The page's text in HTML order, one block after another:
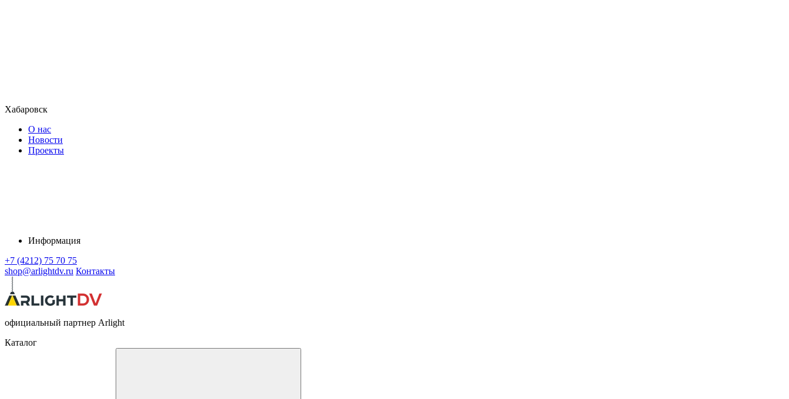
Хабаровск
О нас
Новости
Проекты
Информация
+7 (4212) 75 70 75
shop@arlightdv.ru Контакты
официальный партнер Arlight
Каталог